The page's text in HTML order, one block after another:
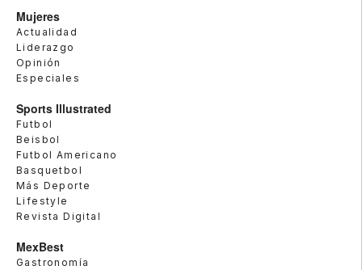
Mujeres
Actualidad
Liderazgo
Opinión
Especiales
Sports Illustrated
Futbol
Beisbol
Futbol Americano
Basquetbol
Más Deporte
Lifestyle
Revista Digital
MexBest
Gastronomía